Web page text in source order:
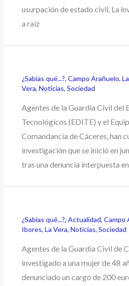
usurpación de estado civil. La
a raíz
¿Sabías qué...?,Campo Arañuelo,
Vera,Noticias,Sociedad
Agentes de la Guardia Civil del
Tecnológicos (EDITE) y el
Comandancia de Cáceres, han
investigación que se inició en
tras una denuncia interpuesta
¿Sabías qué...?,Actualidad,Campo
Ibores,La Vera,Noticias,Sociedad
Agentes de la Guardia Civil de
investigado a una mujer de 48
denunciado un cargo de 200